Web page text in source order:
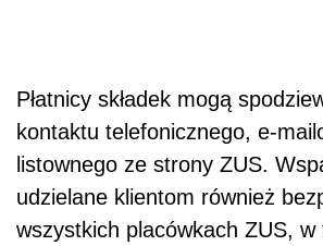
Płatnicy składek mogą
kontaktu telefonicznego, e-
listownego ze strony ZUS.
udzielane klientom również
wszystkich placówkach ZUS,